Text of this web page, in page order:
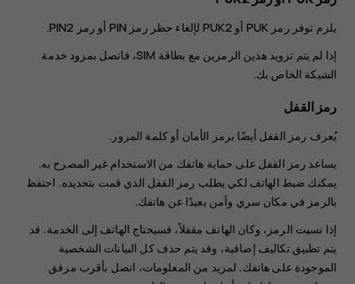
يلزم توفر رمز PUK أو PUK2 لإلغاء حظر رمز ‪PIN‬ أو رمز PIN2.
إذا لم يتم تزويد هذين الرمزين مع بطاقة ‪SIM‬، فاتصل بمزود خدمة
الشبكة الخاص بك.
رمز القفل
يُعرف رمز القفل أيضًا برمز الأمان أو كلمة المرور.
يساعد رمز القفل على حماية هاتفك من الاستخدام غير المصرح به.
يمكنك ضبط الهاتف لكي يطلب رمز القفل الذي قمت بتحديده. احتفظ
بالرمز في مكان سري وآمن بعيدًا عن هاتفك.
إذا نسيت الرمز، وكان الهاتف مقفلاً، فسيحتاج الهاتف إلى الخدمة. قد
يتم تطبيق تكاليف إضافية، وقد يتم حذف كل البيانات الشخصية
الموجودة على هاتفك. لمزيد من المعلومات، اتصل بأقرب مرفق